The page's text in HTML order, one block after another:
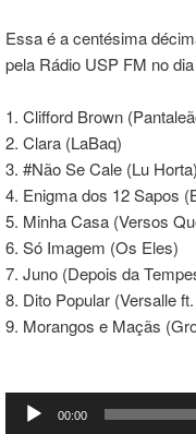
Essa é a centésima
pela Rádio USP FM no
1. Clifford Brown
2. Clara (LaBaq)
3. #Não Se Cale (Lu Horta)
4. Enigma dos 12 Sapos
5. Minha Casa (Versos
6. Só Imagem (Os Eles)
7. Juno (Depois da
8. Dito Popular (Versalle
9. Morangos e Maçãs
Tocador 00:00